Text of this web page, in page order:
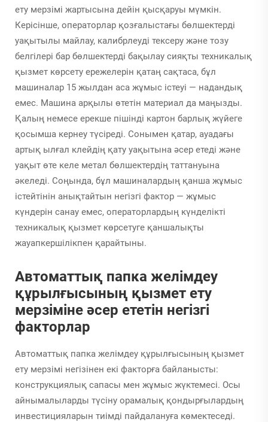
ету мерзімі жартысына дейін қысқаруы мүмкін.
Керісінше, операторлар қозғалыстағы бөлшектерді
уақытылы майлау, калибрлеуді тексеру және тозу
белгілері бар бөлшектерді бақылау сияқты техникалық
қызмет көрсету ережелерін қатаң сақтаса, бұл
машиналар 15 жылдан аса жұмыс істеуі — надандық
емес. Машина арқылы өтетін материал да маңызды.
Қалың немесе ерекше пішінді картон барлық жүйеге
қосымша кернеу түсіреді. Сонымен қатар, ауадағы
артық ылғал клейдің қату уақытына әсер етеді және
уақыт өте келе метал бөлшектердің таттануына
әкеледі. Соңында, бұл машиналардың қанша жұмыс
істейтінін анықтайтын негізгі фактор — жұмыс
күндерін санау емес, операторлардың күнделікті
техникалық қызмет көрсетуге қаншалықты
жауапкершілікпен қарайтыны.
Автоматтық папка желімдеу
құрылғысының қызмет ету
мерзіміне әсер ететін негізгі
факторлар
Автоматтық папка желімдеу құрылғысының қызмет
ету мерзімі негізінен екі факторға байланысты:
конструкциялық сапасы мен жұмыс жүктемесі. Осы
айнымалыларды түсіну орамалық қондырғылардың
инвестицияларын тиімді пайдалануға көмектеседі.